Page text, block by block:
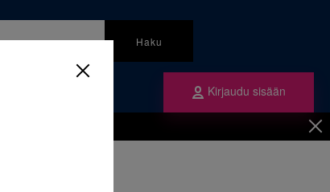
Haku
Kirjaudu sisään